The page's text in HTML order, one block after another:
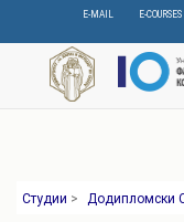
content
E-MAIL E-COURSES
Студии > Додипломски